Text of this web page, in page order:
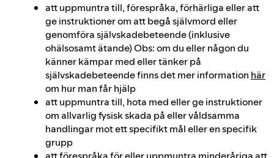
att uppmuntra till, förespråka, förhärliga eller att
ge instruktioner om att begå självmord eller
genomföra självskadebeteende (inklusive
ohälsosamt ätande) Obs: om du eller någon du
känner kämpar med eller tänker på
självskadebeteende finns det mer information här
om hur man får hjälp
att uppmuntra till, hota med eller ge instruktioner
om allvarlig fysisk skada på eller våldsamma
handlingar mot ett specifikt mål eller en specifik
grupp